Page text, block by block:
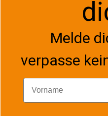
Melde
verpasse
Vorname